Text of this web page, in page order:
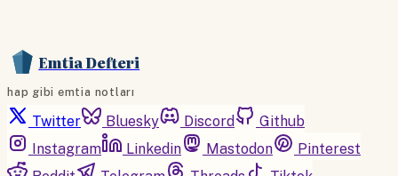
Emtia Defteri
hap gibi emtia notları
Twitter Bluesky Discord
Github
Instagram
Linkedin Mastodon
Pinterest